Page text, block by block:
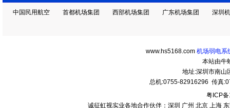
中国民用航空 首都机场集团 西部机场集团 广东机场集团 深圳
www.hs5168.com 机场弱电系
本站由牛
地址:深圳市南山
总机:0755-82916296 传真
粤ICP
诚征虹视实业各地合作伙伴：深圳 广州 北京 上海